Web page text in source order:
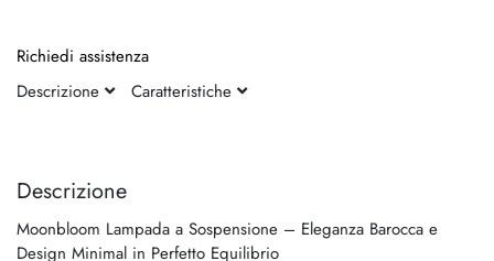
fine
galleria
della
di
Descrizione
Moonbloom Lampada a Sospensione – Eleganza Barocca e
Design Minimal in Perfetto Equilibrio
Richiedi assistenza
Descrizione
Caratteristiche